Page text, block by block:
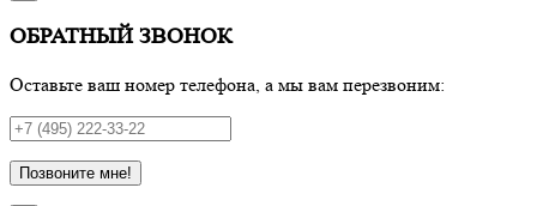
ОБРАТНЫЙ ЗВОНОК
Оставьте ваш номер телефона, а мы вам перезвоним:
Позвоните мне!